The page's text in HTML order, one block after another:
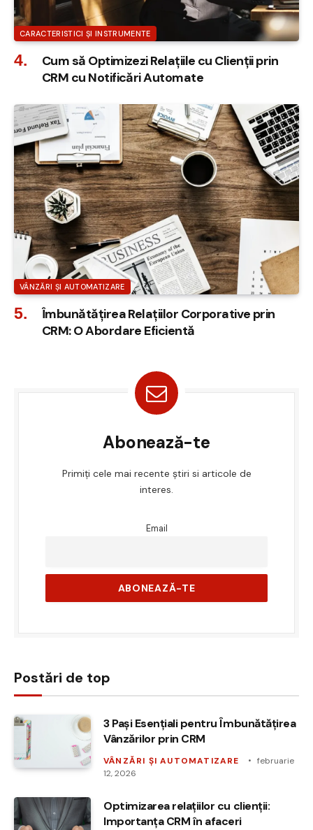
CARACTERISTICI ȘI INSTRUMENTE
Cum să Optimizezi Relațiile cu Clienții prin
CRM cu Notificări Automate
VÂNZĂRI ȘI AUTOMATIZARE
Îmbunătățirea Relațiilor Corporative prin
CRM: O Abordare Eficientă
Abonează-te
Primiți cele mai recente știri si articole de
interes.
Email
Postări de top
3 Pași Esențiali pentru Îmbunătățirea
Vânzărilor prin CRM
VÂNZĂRI ȘI AUTOMATIZARE
februarie
12, 2026
Optimizarea relațiilor cu clienții:
Importanța CRM în afaceri